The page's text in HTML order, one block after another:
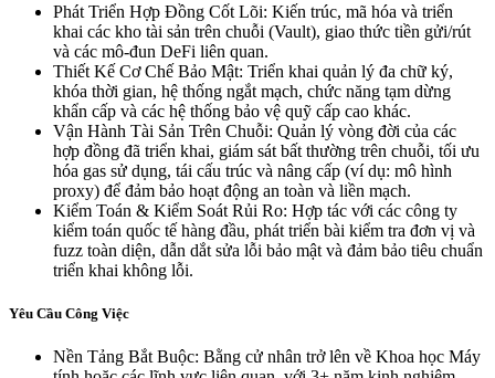
Phát Triển Hợp Đồng Cốt Lõi: Kiến trúc, mã hóa và triển
khai các kho tài sản trên chuỗi (Vault), giao thức tiền gửi/rút
và các mô-đun DeFi liên quan.
Thiết Kế Cơ Chế Bảo Mật: Triển khai quản lý đa chữ ký,
khóa thời gian, hệ thống ngắt mạch, chức năng tạm dừng
khẩn cấp và các hệ thống bảo vệ quỹ cấp cao khác.
Vận Hành Tài Sản Trên Chuỗi: Quản lý vòng đời của các
hợp đồng đã triển khai, giám sát bất thường trên chuỗi, tối ưu
hóa gas sử dụng, tái cấu trúc và nâng cấp (ví dụ: mô hình
proxy) để đảm bảo hoạt động an toàn và liền mạch.
Kiểm Toán & Kiểm Soát Rủi Ro: Hợp tác với các công ty
kiểm toán quốc tế hàng đầu, phát triển bài kiểm tra đơn vị và
fuzz toàn diện, dẫn dắt sửa lỗi bảo mật và đảm bảo tiêu chuẩn
triển khai không lỗi.
Yêu Cầu Công Việc
Nền Tảng Bắt Buộc: Bằng cử nhân trở lên về Khoa học Máy